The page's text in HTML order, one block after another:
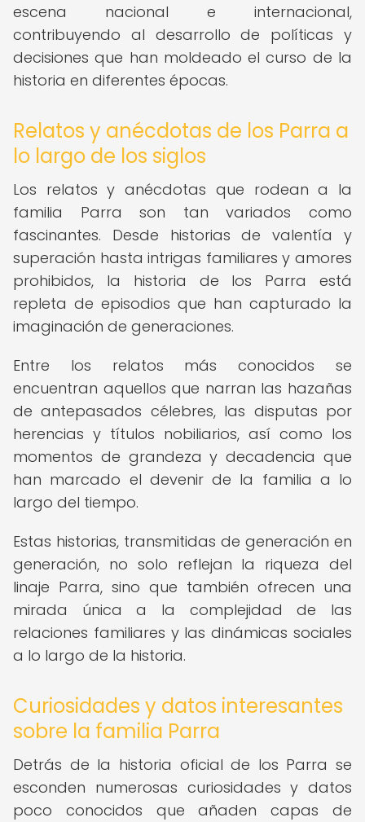
escena nacional e internacional,
contribuyendo al desarrollo de políticas y
decisiones que han moldeado el curso de la
historia en diferentes épocas.
Relatos y anécdotas de los Parra a
lo largo de los siglos
Los relatos y anécdotas que rodean a la
familia Parra son tan variados como
fascinantes. Desde historias de valentía y
superación hasta intrigas familiares y amores
prohibidos, la historia de los Parra está
repleta de episodios que han capturado la
imaginación de generaciones.
Entre los relatos más conocidos se
encuentran aquellos que narran las hazañas
de antepasados célebres, las disputas por
herencias y títulos nobiliarios, así como los
momentos de grandeza y decadencia que
han marcado el devenir de la familia a lo
largo del tiempo.
Estas historias, transmitidas de generación en
generación, no solo reflejan la riqueza del
linaje Parra, sino que también ofrecen una
mirada única a la complejidad de las
relaciones familiares y las dinámicas sociales
a lo largo de la historia.
Curiosidades y datos interesantes
sobre la familia Parra
Detrás de la historia oficial de los Parra se
esconden numerosas curiosidades y datos
poco conocidos que añaden capas de